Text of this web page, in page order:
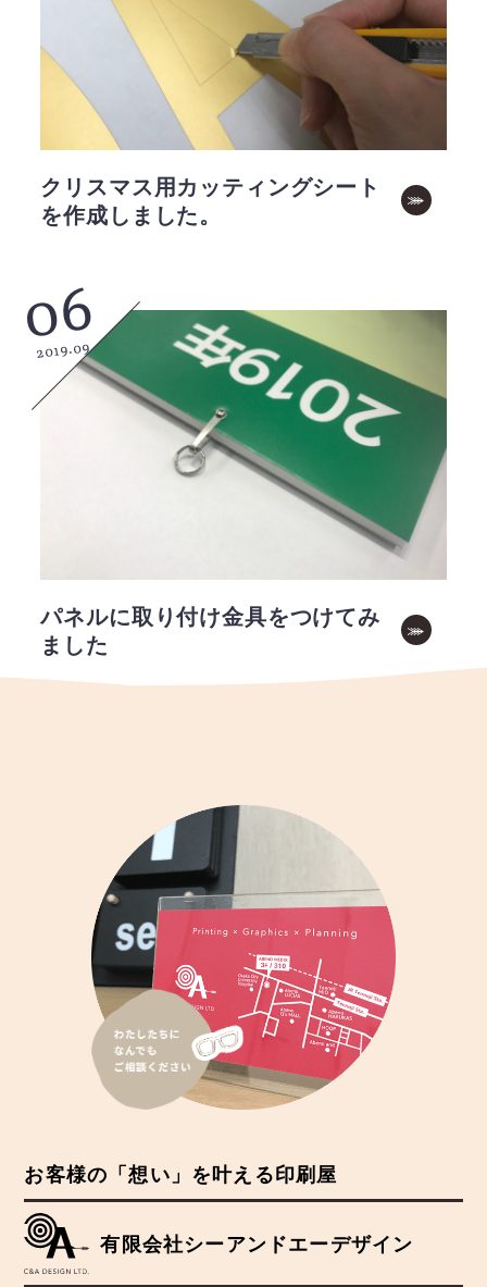
クリスマス用カッティングシート
を作成しました。
06
2019.09
パネルに取り付け金具をつけてみ
ました
お客様の「想い」を叶える印刷屋
有限会社シーアンドエーデザイン